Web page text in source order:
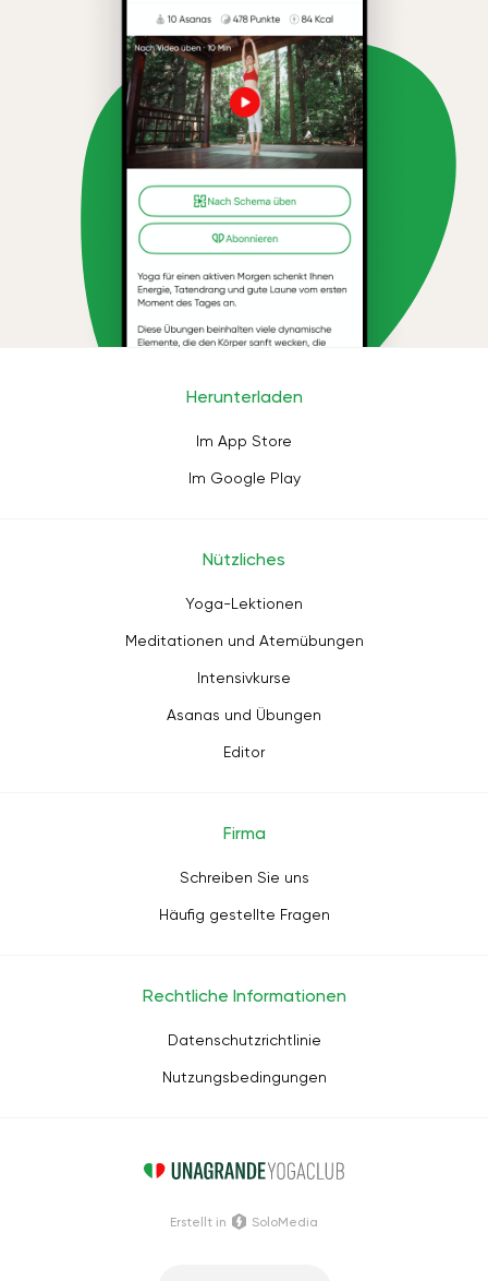
Herunterladen
Im App Store
Im Google Play
Nützliches
Yoga-Lektionen
Meditationen und Atemübungen
Intensivkurse
Asanas und Übungen
Editor
Firma
Schreiben Sie uns
Häufig gestellte Fragen
Rechtliche Informationen
Datenschutzrichtlinie
Nutzungsbedingungen
Erstellt in SoloMedia